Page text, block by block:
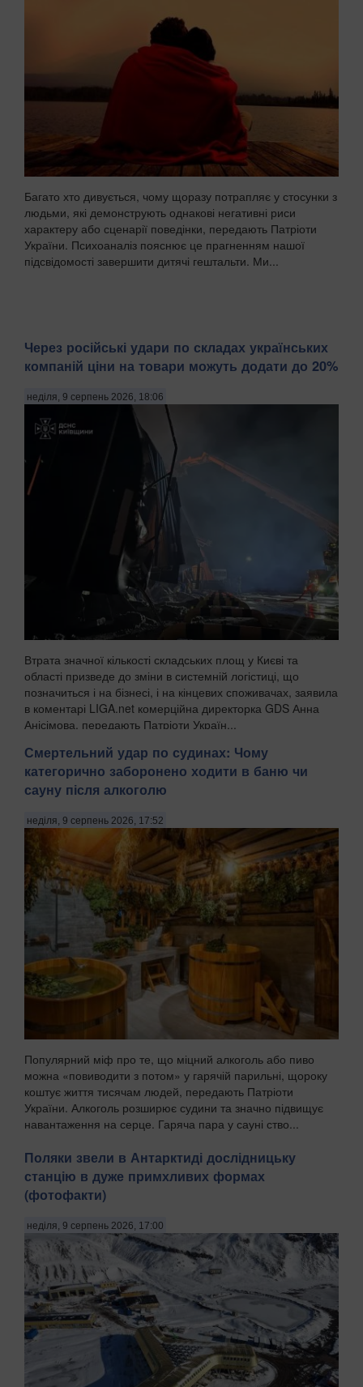
Багато хто дивується, чому щоразу потрапляє у стосунки з
людьми, які демонструють однакові негативні риси
характеру або сценарії поведінки, передають Патріоти
України. Психоаналіз пояснює це прагненням нашої
підсвідомості завершити дитячі гештальти. Ми...
Через російські удари по складах українських
компаній ціни на товари можуть додати до 20%
неділя, 9 серпень 2026, 18:06
Втрата значної кількості складських площ у Києві та
області призведе до зміни в системній логістиці, що
позначиться і на бізнесі, і на кінцевих споживачах, заявила
в коментарі LIGA.net комерційна директорка GDS Анна
Анісімова, передають Патріоти Україн...
Смертельний удар по судинах: Чому
категорично заборонено ходити в баню чи
сауну після алкоголю
неділя, 9 серпень 2026, 17:52
Популярний міф про те, що міцний алкоголь або пиво
можна «повиводити з потом» у гарячій парильні, щороку
коштує життя тисячам людей, передають Патріоти
України. Алкоголь розширює судини та значно підвищує
навантаження на серце. Гаряча пара у сауні ство...
Поляки звели в Антарктиді дослідницьку
станцію в дуже примхливих формах
(фотофакти)
неділя, 9 серпень 2026, 17:00